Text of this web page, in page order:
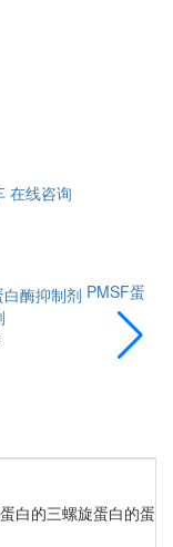
在线咨询
PMSF蛋
白的三螺旋蛋白的蛋